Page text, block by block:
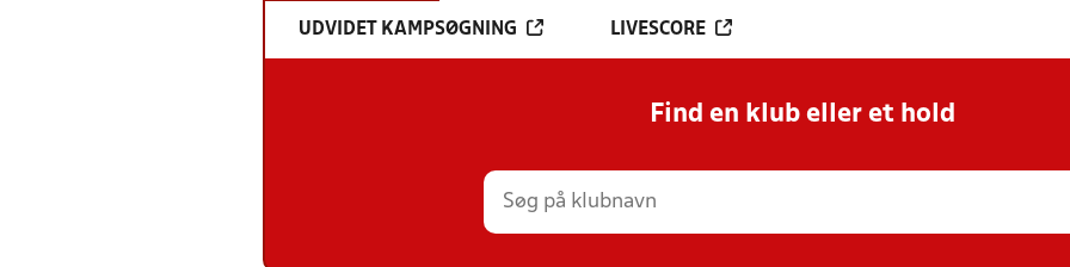
UDVIDET KAMPSØGNING LIVESCORE
Find en klub eller et hold